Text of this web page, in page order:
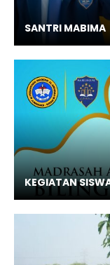
SANTRI MABIMA
KEGIATAN